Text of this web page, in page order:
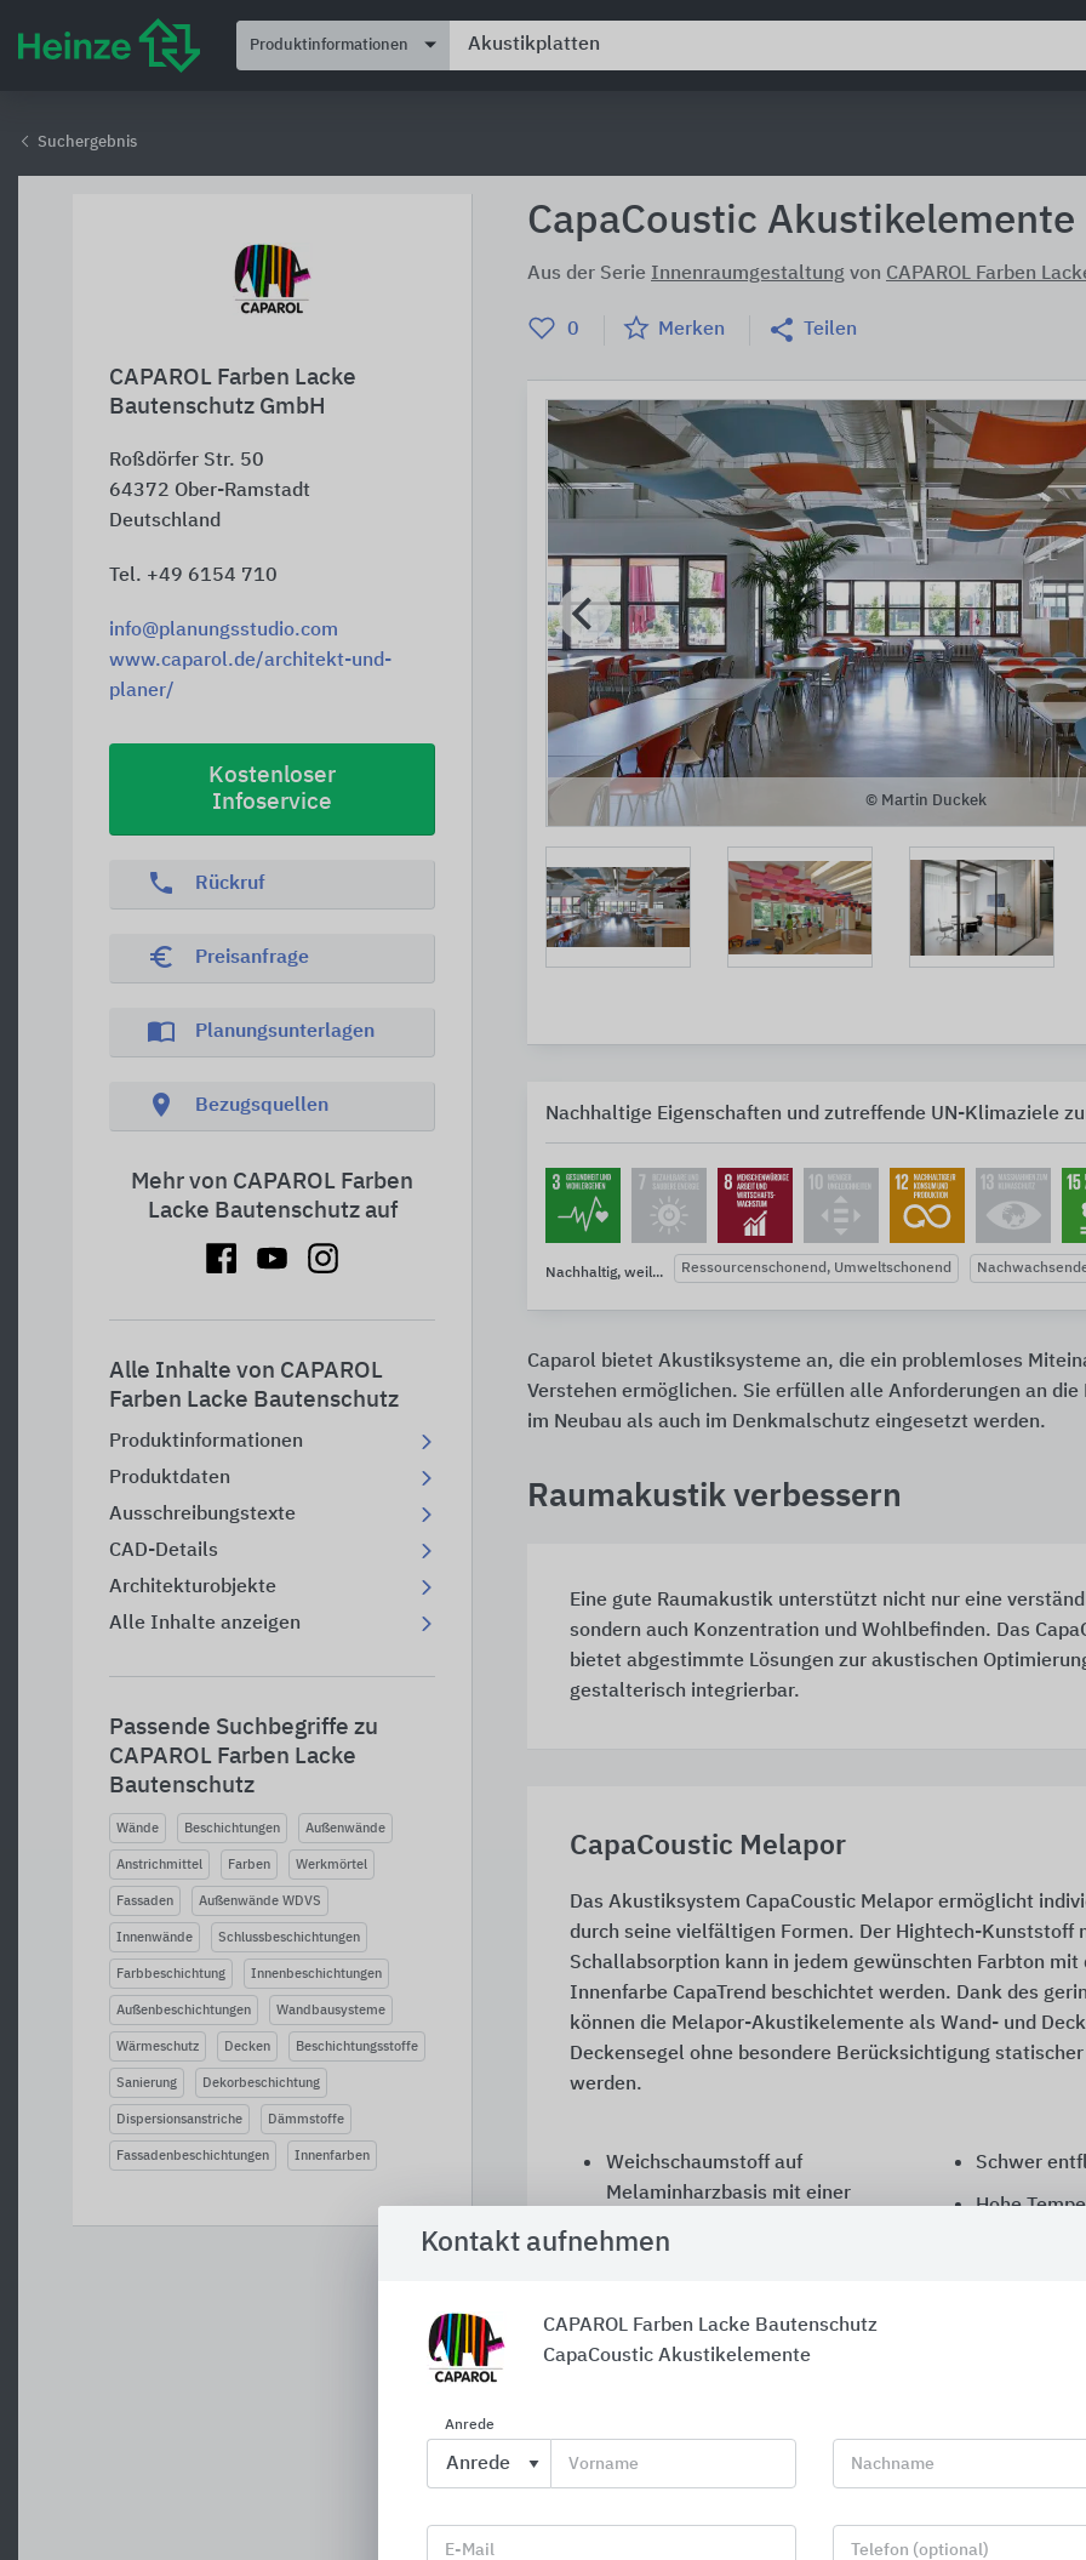
Produktinformationen
Suchergebnis
CAPAROL Farben Lacke
Bautenschutz GmbH
Roßdörfer Str. 50
64372 Ober-Ramstadt
Deutschland
Tel. +49 6154 710
info@planungsstudio.com
www.caparol.de/architekt-und-
planer/
Kostenloser
Infoservice
phone Rückruf
euro_symbol Preisanfrage
import_contacts Planungsunterlagen
location_on Bezugsquellen
Mehr von CAPAROL Farben
Lacke Bautenschutz auf
Alle Inhalte von CAPAROL
Farben Lacke Bautenschutz
Produktinformationen
Produktdaten
Ausschreibungstexte
CAD-Details
Architekturobjekte
Alle Inhalte anzeigen
Passende Suchbegriffe zu
CAPAROL Farben Lacke
Bautenschutz
Wände Beschichtungen Außenwände
Anstrichmittel Farben Werkmörtel
Fassaden Außenwände WDVS
Innenwände Schlussbeschichtungen
Farbbeschichtung Innenbeschichtungen
Außenbeschichtungen Wandbausysteme
Wärmeschutz Decken Beschichtungsstoffe
Sanierung Dekorbeschichtung
Dispersionsanstriche Dämmstoffe
Fassadenbeschichtungen Innenfarben
CapaCoustic Akustikelemente
Aus der Serie Innenraumgestaltung von CAPAROL Farben
0 Merken Teilen
© Martin Duckek
Nachhaltige Eigenschaften und zutreffende UN-Klimaziele
Nachhaltig, weil... Ressourcenschonend, Umweltschonend
Caparol bietet Akustiksysteme an, die ein problemloses
Verstehen ermöglichen. Sie erfüllen alle Anforderungen an die
im Neubau als auch im Denkmalschutz eingesetzt werden.
Raumakustik verbessern
Eine gute Raumakustik unterstützt nicht nur eine
sondern auch Konzentration und Wohlbefinden. Das
bietet abgestimmte Lösungen zur akustischen
gestalterisch integrierbar.
CapaCoustic Melapor
Das Akustiksystem CapaCoustic Melapor ermöglicht
durch seine vielfältigen Formen. Der Hightech-Kunststoff
Schallabsorption kann in jedem gewünschten Farbton mit
Innenfarbe CapaTrend beschichtet werden. Dank des
können die Melapor-Akustikelemente als Wand- und
Deckensegel ohne besondere Berücksichtigung
werden.
Weichschaumstoff auf
Melaminharzbasis mit einer
mit sehr hoher Schallabsorption
Effizient bereits bei geringer
Belegung der Decken oder
Keine aufwendige
Baustelleneinrichtung, geringe
Ausfallzeiten der Räume
Schwer
Hohe
langfristig
von
Kontakt aufnehmen
CAPAROL Farben Lacke Bautenschutz
CapaCoustic Akustikelemente
Anrede
Vorname Nachname
E-Mail Telefon (optional)